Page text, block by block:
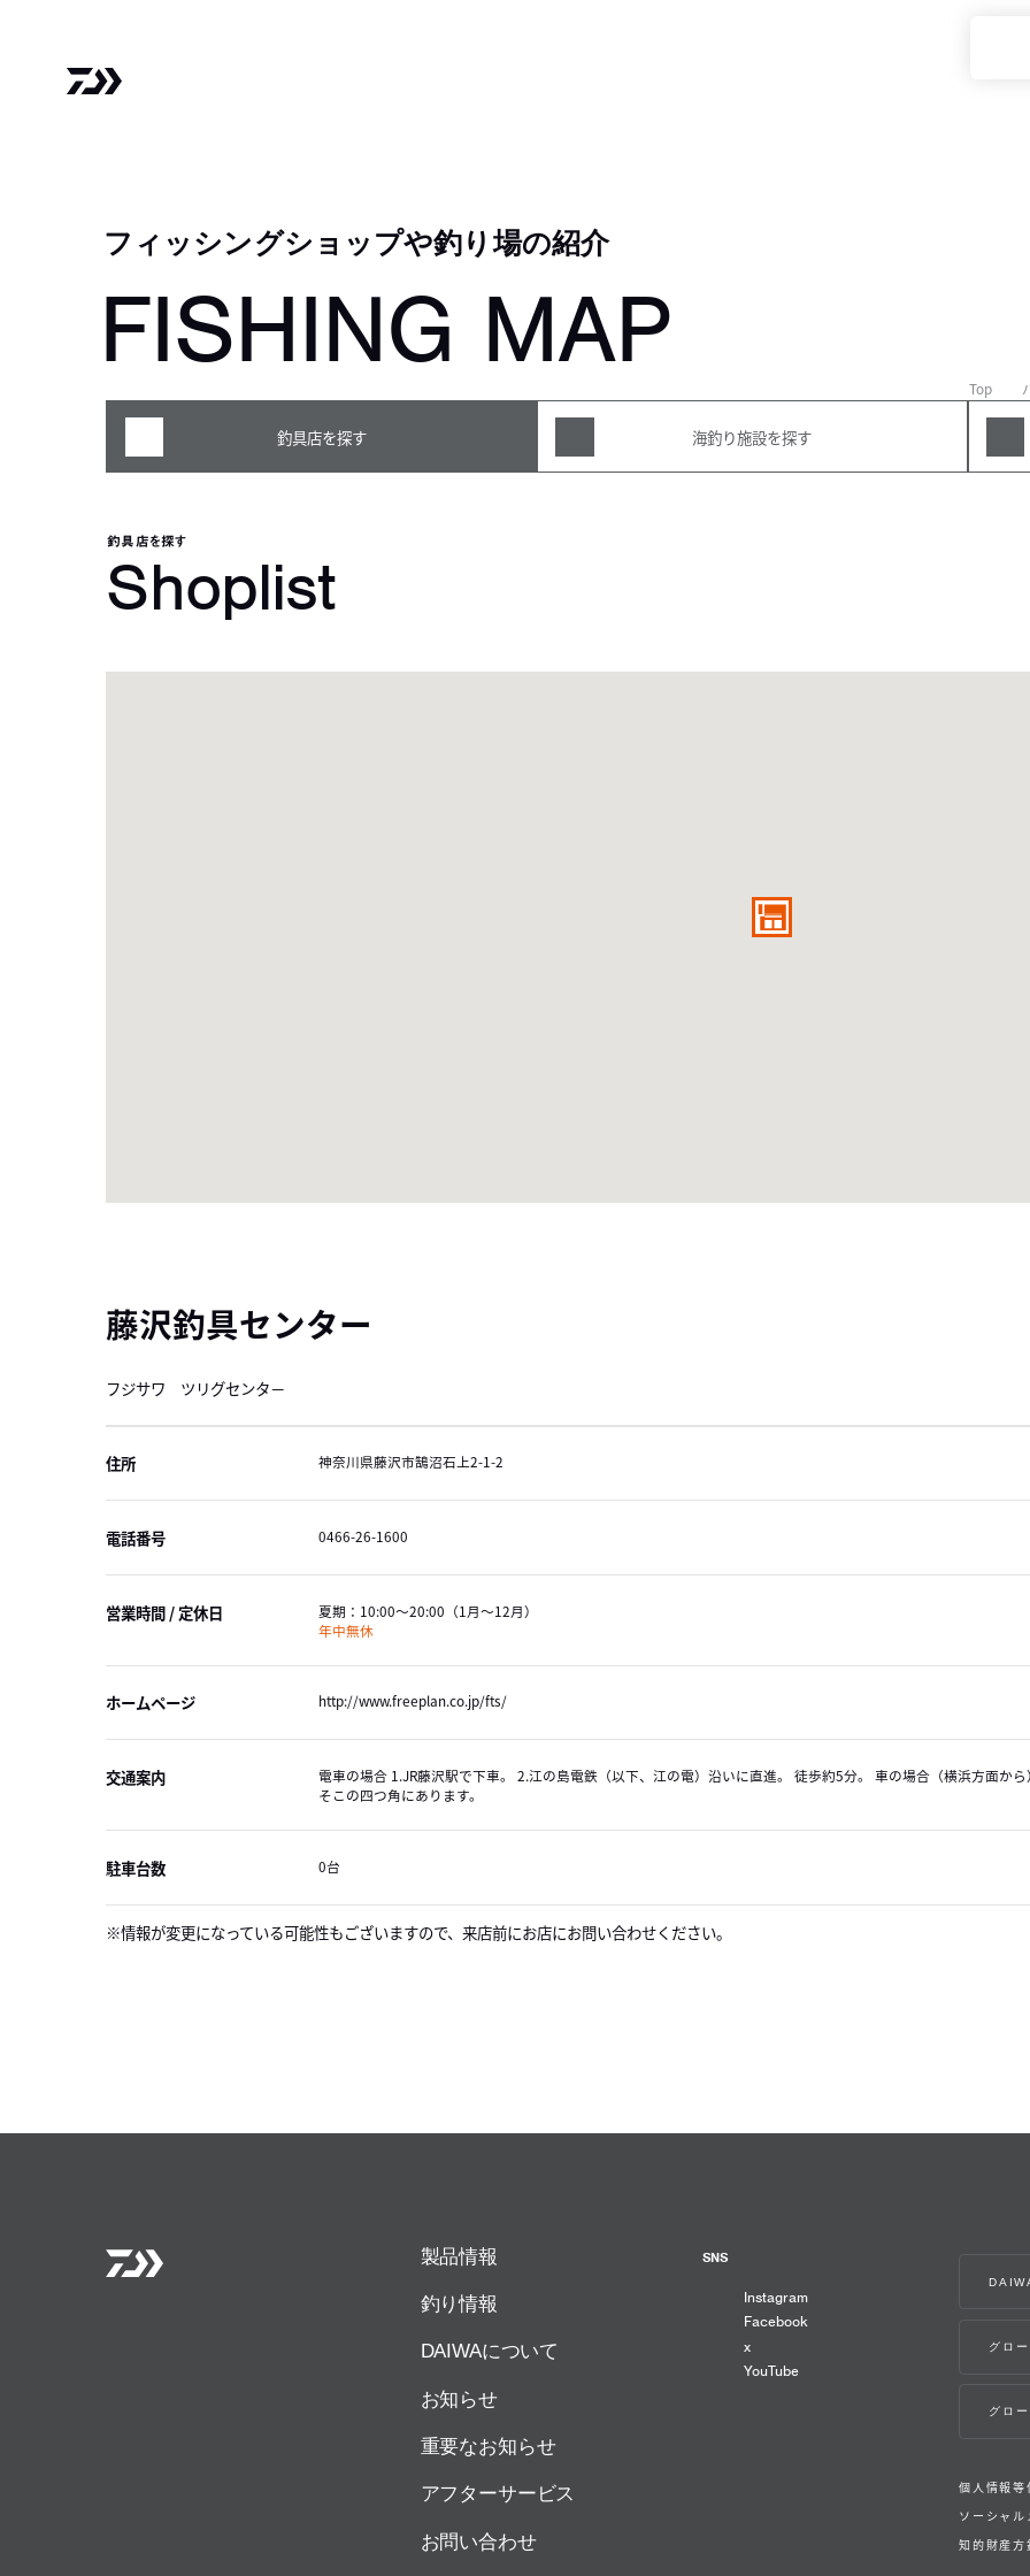
フィッシングショップや釣り場の紹介
FISHING MAP
Top
釣具店を探す 海釣り施設を探す
釣具店を探す
Shoplist
藤沢釣具センター
フジサワ ツリグセンタ－
住所 神奈川県藤沢市鵠沼石上2-1-2
電話番号 0466-26-1600
営業時間 / 定休日 夏期： 10:00～20:00 （1月～12月）
年中無休
ホームページ http://www.freeplan.co.jp/fts/
交通案内
電車の場合 1.JR藤沢駅で下車。 2.江の島電鉄（以下、江の電）沿いに直進。 徒歩約5分。 車の場合（横浜方面か
そこの四つ角にあります。
駐車台数 0台
製品情報
釣り情報
DAIWAについて
お知らせ
重要なお知らせ
アフターサービス
お問い合わせ
個人情報等
ソーシャル
知的財産方
SNS
Instagram
Facebook
x
YouTube
グロ
グロ